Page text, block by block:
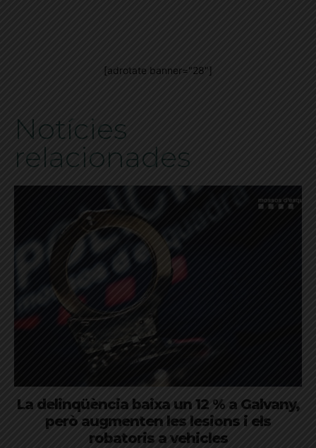
[adrotate banner="28"]
Notícies
relacionades
La delinqüència baixa un 12 % a Galvany,
però augmenten les lesions i els
robatoris a vehicles